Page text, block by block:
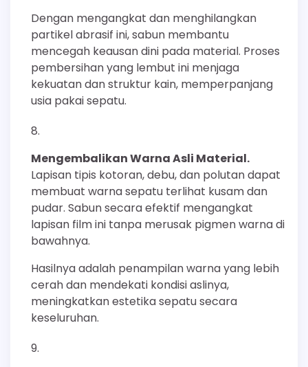
Dengan mengangkat dan menghilangkan
partikel abrasif ini, sabun membantu
mencegah keausan dini pada material. Proses
pembersihan yang lembut ini menjaga
kekuatan dan struktur kain, memperpanjang
usia pakai sepatu.
Mengembalikan Warna Asli Material.
Lapisan tipis kotoran, debu, dan polutan dapat
membuat warna sepatu terlihat kusam dan
pudar. Sabun secara efektif mengangkat
lapisan film ini tanpa merusak pigmen warna di
bawahnya.
Hasilnya adalah penampilan warna yang lebih
cerah dan mendekati kondisi aslinya,
meningkatkan estetika sepatu secara
keseluruhan.